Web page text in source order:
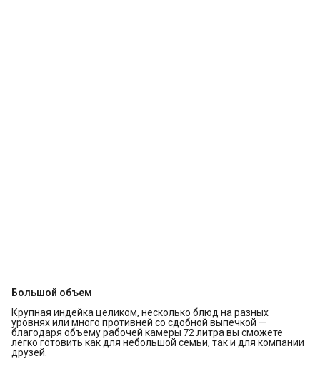
Большой объем
Крупная индейка целиком, несколько блюд на разных
уровнях или много противней со сдобной выпечкой —
благодаря объему рабочей камеры 72 литра вы сможете
легко готовить как для небольшой семьи, так и для компании
друзей.